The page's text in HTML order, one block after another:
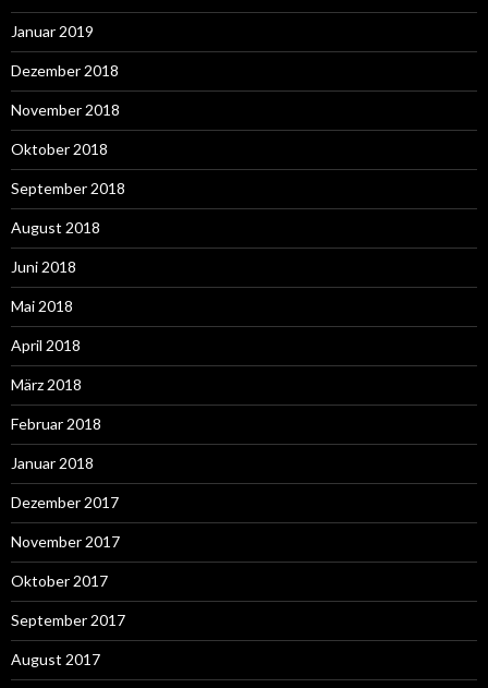
Januar 2019
Dezember 2018
November 2018
Oktober 2018
September 2018
August 2018
Juni 2018
Mai 2018
April 2018
März 2018
Februar 2018
Januar 2018
Dezember 2017
November 2017
Oktober 2017
September 2017
August 2017